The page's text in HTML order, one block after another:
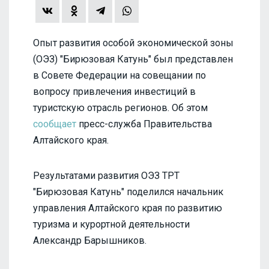
Опыт развития особой экономической зоны
(ОЭЗ) "Бирюзовая Катунь" был представлен
в Совете Федерации на совещании по
вопросу привлечения инвестиций в
туристскую отрасль регионов. Об этом
сообщает пресс-служба Правительства
Алтайского края.
Результатами развития ОЭЗ ТРТ
"Бирюзовая Катунь" поделился начальник
управления Алтайского края по развитию
туризма и курортной деятельности
Александр Барышников.